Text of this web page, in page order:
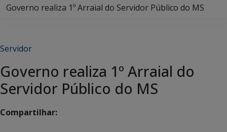
Governo realiza 1º Arraial do Servidor Público do MS
Servidor
Governo realiza 1º Arraial do
Servidor Público do MS
Compartilhar: